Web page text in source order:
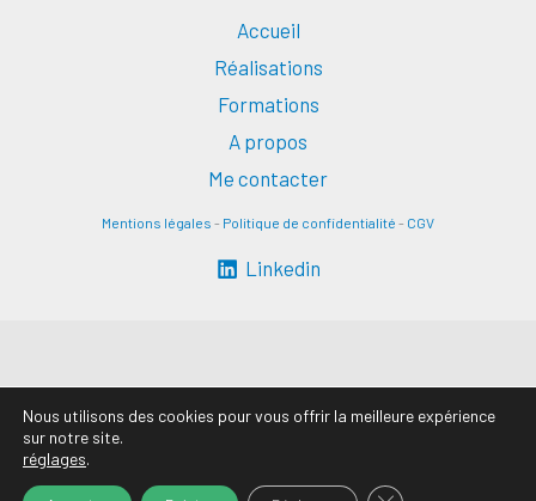
Accueil
Réalisations
Formations
A propos
Me contacter
Mentions légales - Politique de confidentialité - CGV
Linkedin
Nous utilisons des cookies pour vous offrir la meilleure expérience
sur notre site.
réglages.